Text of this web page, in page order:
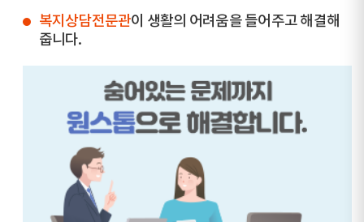
복지상담전문관이 생활의 어려움을 들어주고 해결해
줍니다.